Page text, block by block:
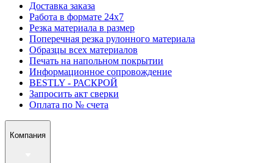
Доставка заказа
Работа в формате 24х7
Резка материала в размер
Поперечная резка рулонного материала
Образцы всех материалов
Печать на напольном покрытии
Информационное сопровождение
BESTLY - РАСКРОЙ
Запросить акт сверки
Оплата по № счета
Компания